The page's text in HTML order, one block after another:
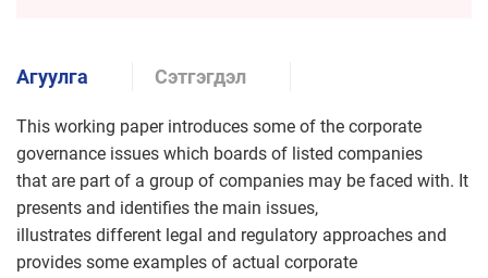
Агуулга Сэтгэгдэл
This working paper introduces some of the corporate
governance issues which boards of listed companies
that are part of a group of companies may be faced with. It
presents and identifies the main issues,
illustrates different legal and regulatory approaches and
provides some examples of actual corporate